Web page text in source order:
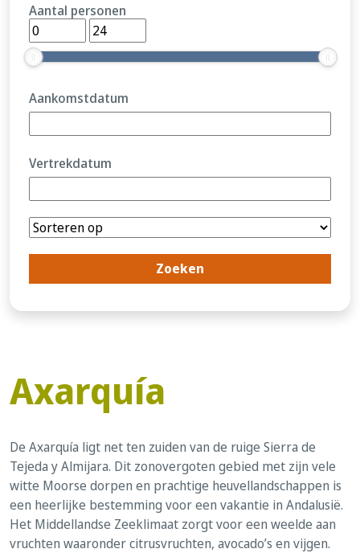
Aantal personen
Aankomstdatum
Vertrekdatum
Axarquía
De Axarquía ligt net ten zuiden van de ruige Sierra de
Tejeda y Almijara. Dit zonovergoten gebied met zijn vele
witte Moorse dorpen en prachtige heuvellandschappen is
een heerlijke bestemming voor een vakantie in Andalusië.
Het Middellandse Zeeklimaat zorgt voor een weelde aan
vruchten waaronder citrusvruchten, avocado’s en vijgen.